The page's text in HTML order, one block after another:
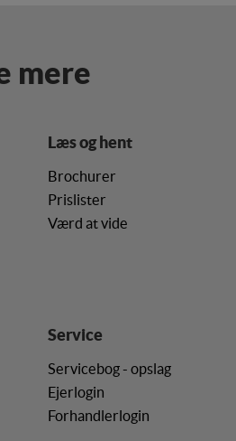
mere
Læs og hent
Brochurer
Prislister
Værd at vide
Service
Servicebog - opslag
Ejerlogin
Forhandlerlogin